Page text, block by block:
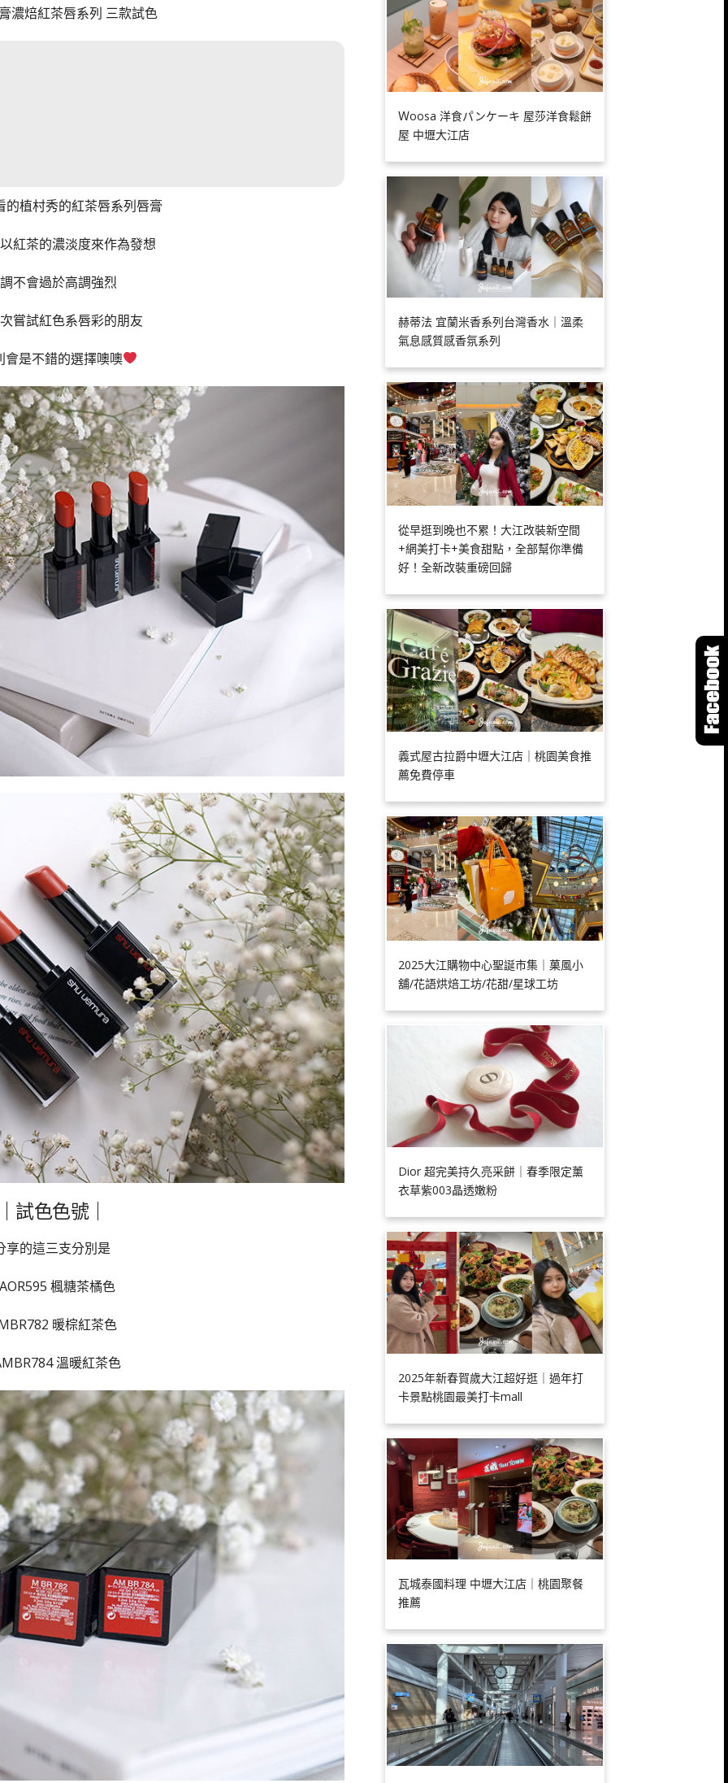
濃焙紅茶唇系列 三款試色
的植村秀的紅茶唇系列唇膏
紅茶的濃淡度來作為發想
不會過於高調強烈
嘗試紅色系唇彩的朋友
會是不錯的選擇噢噢
試色色號｜
享的這三支分別是
楓糖茶橘色
暖棕紅茶色
溫暖紅茶色
Ｗoosa 洋食パンケーキ 屋莎洋食鬆餅
屋 中壢大江店
赫蒂法 宜蘭米香系列台灣香水｜溫柔
氣息感質感香氛系列
從早逛到晚也不累！大江改裝新空間
+網美打卡+美食甜點，全部幫你準備
好！全新改裝重磅回歸
義式屋古拉爵中壢大江店｜桃園美食推
薦免費停車
2025大江購物中心聖誕市集｜菓風小
舖/花語烘焙工坊/花甜/星球工坊
Dior 超完美持久亮采餅｜春季限定薰
衣草紫003晶透嫩粉
2025年新春賀歲大江超好逛｜過年打
卡景點桃園最美打卡mall
瓦城泰國料理 中壢大江店｜桃園聚餐
推薦